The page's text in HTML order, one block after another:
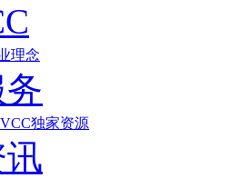
理念
独家资源